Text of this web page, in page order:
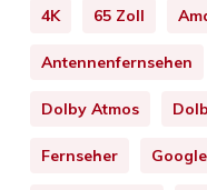
4K 65 Zoll
Antennenfernsehen
Dolby Atmos
Fernseher